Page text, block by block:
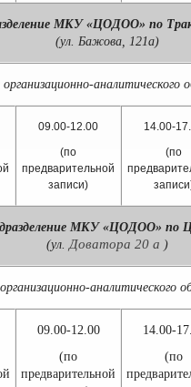
МКУ «ЦОДОО» по
(ул. Бажова, 121а)
аналитического
09.00-12.00
(по
предварительной
записи)
14.00-
(по
МКУ «ЦОДОО» по
(ул.Доватора 20 а )
аналитического
09.00-12.00
(по
предварительной
14.00-
(по